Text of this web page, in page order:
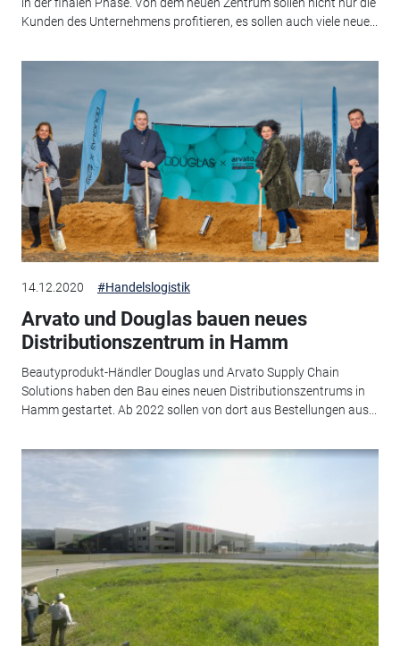
in der finalen Phase. Von dem neuen Zentrum sollen nicht nur die
Kunden des Unternehmens profitieren, es sollen auch viele neue...
14.12.2020 #Handelslogistik
Arvato und Douglas bauen neues
Distributionszentrum in Hamm
Beautyprodukt-Händler Douglas und Arvato Supply Chain
Solutions haben den Bau eines neuen Distributionszentrums in
Hamm gestartet. Ab 2022 sollen von dort aus Bestellungen aus...